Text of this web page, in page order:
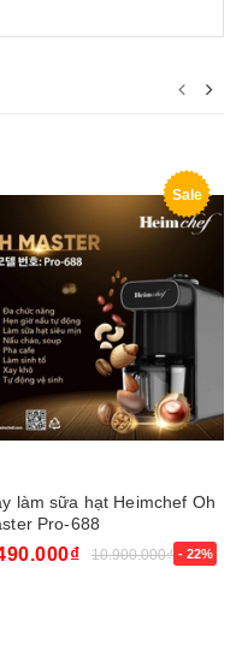
Sale
làm sữa hạt Heimchef Oh
Pro-688
10.900.000₫ - 22%